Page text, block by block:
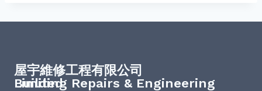
屋宇維修工程有限公司
Building Repairs & Engineering Limited